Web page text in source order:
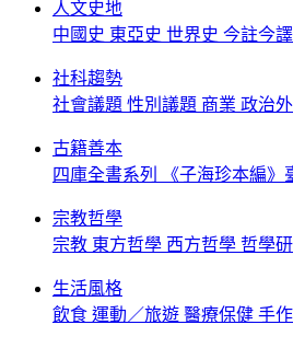
人文史地
中國史 東亞史 世界史 今註今
社科趨勢
社會議題 性別議題 商業 政治
古籍善本
四庫全書系列
《子海珍本編》
宗教哲學
宗教 東方哲學 西方哲學 哲學
生活風格
飲食 運動／旅遊 醫療保健 手